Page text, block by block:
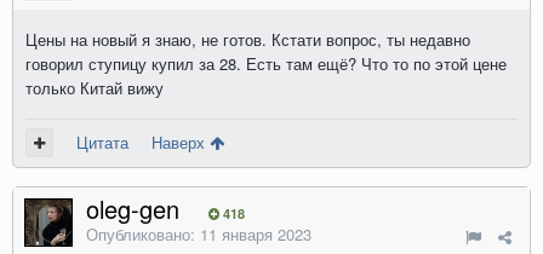
Цены на новый я знаю, не готов. Кстати вопрос, ты недавно
говорил ступицу купил за 28. Есть там ещё? Что то по этой цене
только Китай вижу
Цитата Наверх
oleg-gen 418
Опубликовано: 11 января 2023